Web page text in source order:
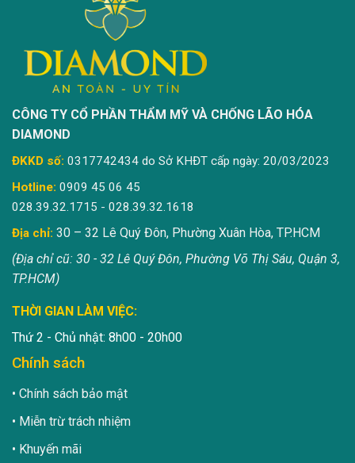
CÔNG TY CỔ PHẦN THẨM MỸ VÀ CHỐNG LÃO HÓA
DIAMOND
ĐKKD số: 0317742434 do Sở KHĐT cấp ngày: 20/03/2023
Hotline: 0909 45 06 45
028.39.32.1715 - 028.39.32.1618
Địa chỉ: 30 – 32 Lê Quý Đôn, Phường Xuân Hòa, TP.HCM
(Địa chỉ cũ: 30 - 32 Lê Quý Đôn, Phường Võ Thị Sáu, Quận 3,
TP.HCM)
THỜI GIAN LÀM VIỆC:
Thứ 2 - Chủ nhật: 8h00 - 20h00
Chính sách
Chính sách bảo mật
Miễn trừ trách nhiệm
Khuyến mãi